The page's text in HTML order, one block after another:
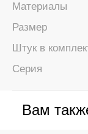
Материалы
Размер
Штук в
Серия
Вам